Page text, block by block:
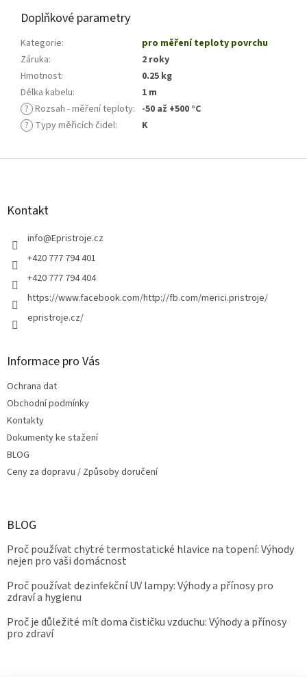
Doplňkové parametry
Kategorie:
pro měření teploty povrchu
Záruka:
2 roky
Hmotnost:
0.25 kg
Délka kabelu:
1 m
? Rozsah - měření teploty: -50 až +500 °C
? Typy měřicích čidel: K
Z
Kontakt
info@Epristroje.cz
+420 777 794 401
+420 777 794 404
https://www.facebook.com/http://fb.com/merici.pristroje/
epristroje.cz/
Informace pro Vás
Ochrana dat
Obchodní podmínky
Kontakty
Dokumenty ke stažení
BLOG
Ceny za dopravu / Způsoby doručení
BLOG
Proč používat chytré termostatické hlavice na topení: Výhody
nejen pro vaši domácnost
Proč používat dezinfekční UV lampy: Výhody a přínosy pro
zdraví a hygienu
Proč je důležité mít doma čističku vzduchu: Výhody a přínosy
pro zdraví